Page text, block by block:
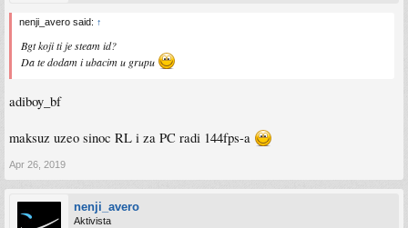
nenji_avero said: ↑
Bgt koji ti je steam id?
Da te dodam i ubacim u grupu
adiboy_bf
maksuz uzeo sinoc RL i za PC radi 144fps-a
Apr 26, 2019
nenji_avero
Aktivista